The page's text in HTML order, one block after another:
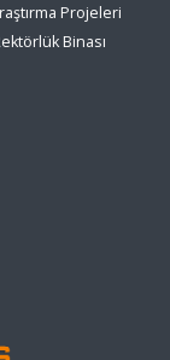
Projeleri
Binası